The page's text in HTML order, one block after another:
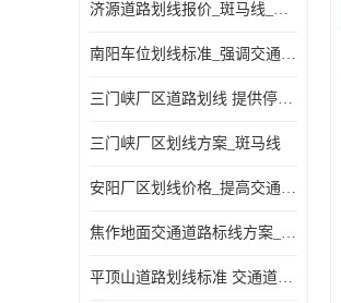
济源道路划线报价_斑马线_提供紧急停车带
南阳车位划线标准_强调交通规则
三门峡厂区道路划线 提供停车指引
三门峡厂区划线方案_斑马线
安阳厂区划线价格_提高交通安全
焦作地面交通道路标线方案_强调交通规则
平顶山道路划线标准 交通道路标线 提供可变车道指示